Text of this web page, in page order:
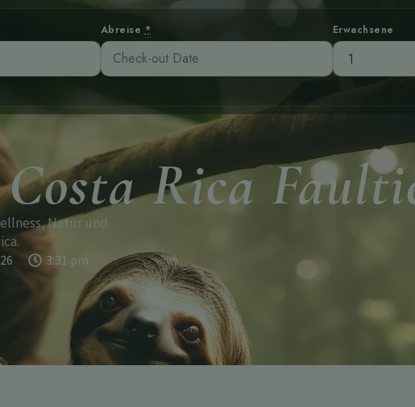
Abreise * Erwachsene
Costa Rica
Natur und
3:31 pm